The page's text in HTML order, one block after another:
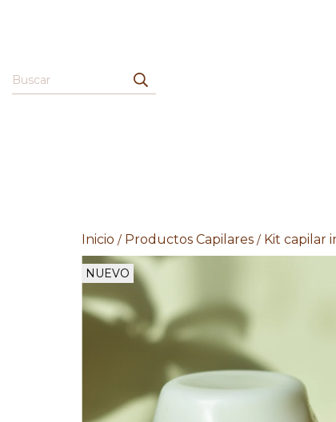
Inicio / Productos Capilares / Kit capilar
NUEVO